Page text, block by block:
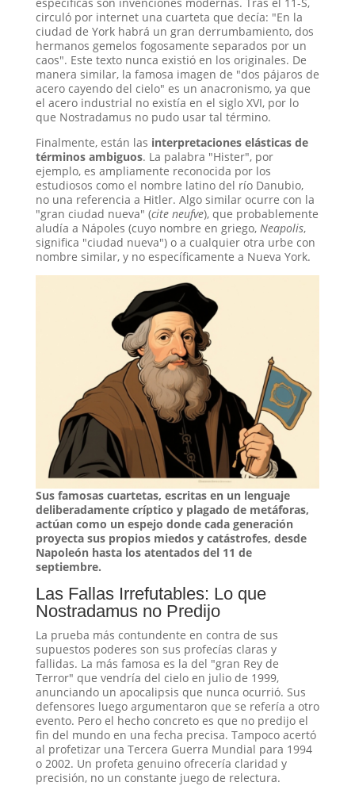
circuló por internet una cuarteta que decía: "En la
ciudad de York habrá un gran derrumbamiento, dos
hermanos gemelos fogosamente separados por un
caos". Este texto nunca existió en los originales. De
manera similar, la famosa imagen de "dos pájaros de
acero cayendo del cielo" es un anacronismo, ya que
el acero industrial no existía en el siglo XVI, por lo
que Nostradamus no pudo usar tal término.
Finalmente, están las interpretaciones elásticas de
términos ambiguos. La palabra "Hister", por
ejemplo, es ampliamente reconocida por los
estudiosos como el nombre latino del río Danubio,
no una referencia a Hitler. Algo similar ocurre con la
"gran ciudad nueva" (cite neufve), que probablemente
aludía a Nápoles (cuyo nombre en griego, Neapolis,
significa "ciudad nueva") o a cualquier otra urbe con
nombre similar, y no específicamente a Nueva York.
Sus famosas cuartetas, escritas en un lenguaje
deliberadamente críptico y plagado de metáforas,
actúan como un espejo donde cada generación
proyecta sus propios miedos y catástrofes, desde
Napoleón hasta los atentados del 11 de
septiembre.
Las Fallas Irrefutables: Lo que
Nostradamus no Predijo
La prueba más contundente en contra de sus
supuestos poderes son sus profecías claras y
fallidas. La más famosa es la del "gran Rey de
Terror" que vendría del cielo en julio de 1999,
anunciando un apocalipsis que nunca ocurrió. Sus
defensores luego argumentaron que se refería a otro
evento. Pero el hecho concreto es que no predijo el
fin del mundo en una fecha precisa. Tampoco acertó
al profetizar una Tercera Guerra Mundial para 1994
o 2002. Un profeta genuino ofrecería claridad y
precisión, no un constante juego de relectura.